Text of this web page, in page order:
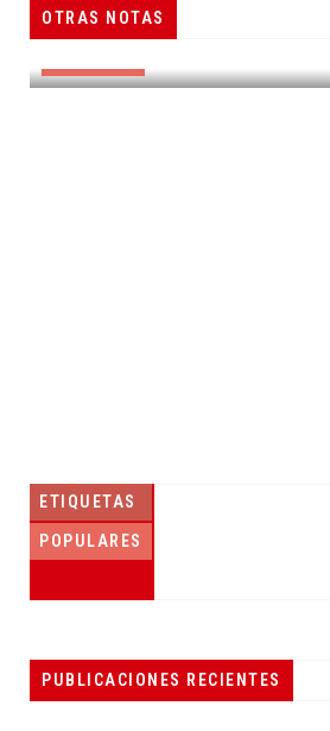
OTRAS NOTAS
RESUELVEN DOS CASOS DE ENGAÑO
ETIQUETAS
POPULARES
PUBLICACIONES RECIENTES
PESCADORES RECIBEN EQUIPO DE
RADIOCOMUNICACIÓN